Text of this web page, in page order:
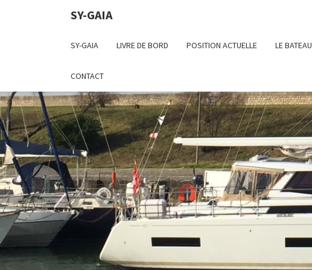
SY-GAIA
SY-GAIA LIVRE DE BORD POSITION ACTUELLE LE BATEAU
CONTACT